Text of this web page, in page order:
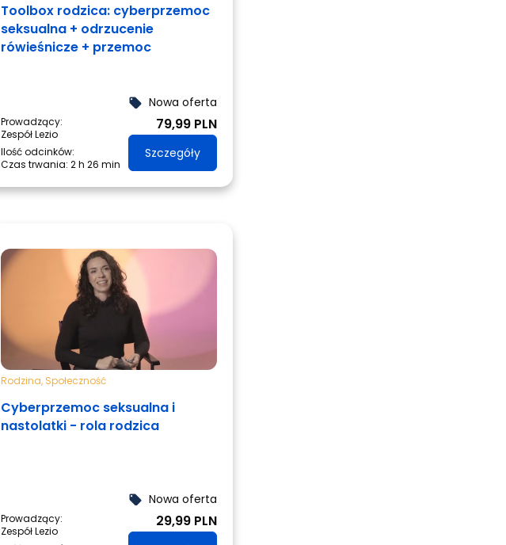
Toolbox rodzica: cyberprzemoc
seksualna + odrzucenie
rówieśnicze + przemoc
Prowadzący:
Zespół Lezio
Ilość odcinków:
Czas trwania: 2 h 26 min
local_offer Nowa oferta
79,99 PLN
Szczegóły
Rodzina, Społeczność
Cyberprzemoc seksualna i
nastolatki - rola rodzica
Prowadzący:
Zespół Lezio
local_offer Nowa oferta
29,99 PLN